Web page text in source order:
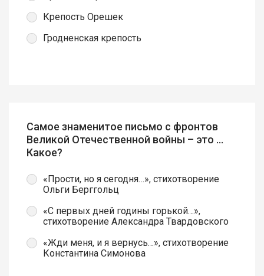
Крепость Орешек
Гродненская крепость
Самое знаменитое письмо с фронтов
Великой Отечественной войны – это …
Какое?
«Прости, но я сегодня…», стихотворение
Ольги Берггольц
«С первых дней годины горькой…»,
стихотворение Александра Твардовского
«Жди меня, и я вернусь…», стихотворение
Константина Симонова